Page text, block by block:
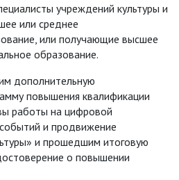
учреждений культуры и
или среднее
или получающие высшее
образование.
дополнительную
повышения квалификации
работы на цифровой
и продвижение
и прошедшим итоговую
о повышении